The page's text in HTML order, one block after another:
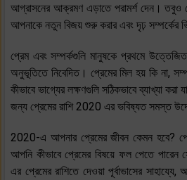
আগ্রাসনের আক্রমণ এড়াতে পরামর্শ দেন। তবুও
আপনাকে নতুন বিজয় শুরু করার এবং দৃঢ় সম্পর্কের
প্রেম এবং সম্পর্কগুলি মানুষকে প্রথমে
অনুভূতিতে নিবেদিত। প্রেমের মিল হয় কি না,
কীভাবে ভাগ্যের লক্ষণগুলি সঠিকভাবে ব্যাখ্যা
জন্য প্রেমের রাশি 2020 এর ভবিষ্যত সমস্ত
2020-এ আপনার প্রেমের জীবন কেমন হবে?
আপনি কীভাবে প্রেমের বিষয়ে ফল পেতে
এর প্রেমের রাশিতে দেওয়া পূর্বাভাসের